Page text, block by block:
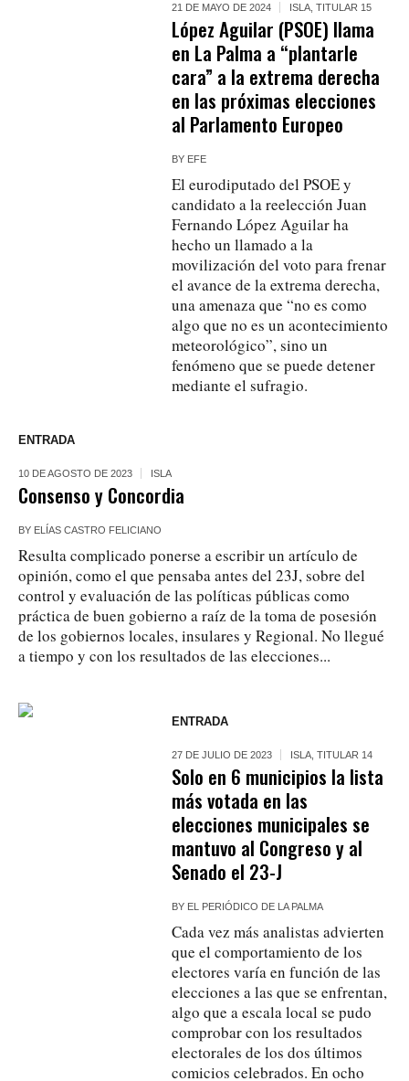
21 DE MAYO DE 2024 ISLA ,TITULAR 15
López Aguilar (PSOE) llama
en La Palma a “plantarle
cara” a la extrema derecha
en las próximas elecciones
al Parlamento Europeo
BY EFE
El eurodiputado del PSOE y
candidato a la reelección Juan
Fernando López Aguilar ha
hecho un llamado a la
movilización del voto para frenar
el avance de la extrema derecha,
una amenaza que “no es como
algo que no es un acontecimiento
meteorológico”, sino un
fenómeno que se puede detener
mediante el sufragio.
ENTRADA
10 DE AGOSTO DE 2023 ISLA
Consenso y Concordia
BY ELÍAS CASTRO FELICIANO
Resulta complicado ponerse a escribir un artículo de
opinión, como el que pensaba antes del 23J, sobre del
control y evaluación de las políticas públicas como
práctica de buen gobierno a raíz de la toma de posesión
de los gobiernos locales, insulares y Regional. No llegué
a tiempo y con los resultados de las elecciones...
ENTRADA
27 DE JULIO DE 2023 ISLA ,TITULAR 14
Solo en 6 municipios la lista
más votada en las
elecciones municipales se
mantuvo al Congreso y al
Senado el 23-J
BY EL PERIÓDICO DE LA PALMA
Cada vez más analistas advierten
que el comportamiento de los
electores varía en función de las
elecciones a las que se enfrentan,
algo que a escala local se pudo
comprobar con los resultados
electorales de los dos últimos
comicios celebrados. En ocho